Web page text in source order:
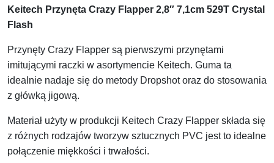
Keitech Przynęta Crazy Flapper 2,8″ 7,1cm 529T Crystal
Flash
Przynęty Crazy Flapper są pierwszymi przynętami
imitującymi raczki w asortymencie Keitech. Guma ta
idealnie nadaje się do metody Dropshot oraz do stosowania
z główką jigową.
Materiał użyty w produkcji Keitech Crazy Flapper składa się
z różnych rodzajów tworzyw sztucznych PVC jest to idealne
połączenie miękkości i trwałości.